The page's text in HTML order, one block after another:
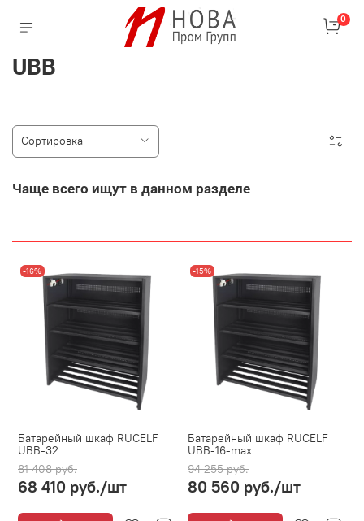
0
UBB
Чаще всего ищут в данном разделе
-16%
Батарейный шкаф RUCELF
UBB-32
81 408 руб.
68 410 руб./шт
-15%
Батарейный шкаф RUCELF
UBB-16-max
94 255 руб.
80 560 руб./шт